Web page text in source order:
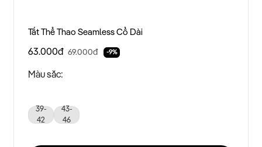
Tất Thể Thao Seamless Cổ Dài
63.000đ 69.000đ -9%
Màu sắc:
39-
42
43-
46